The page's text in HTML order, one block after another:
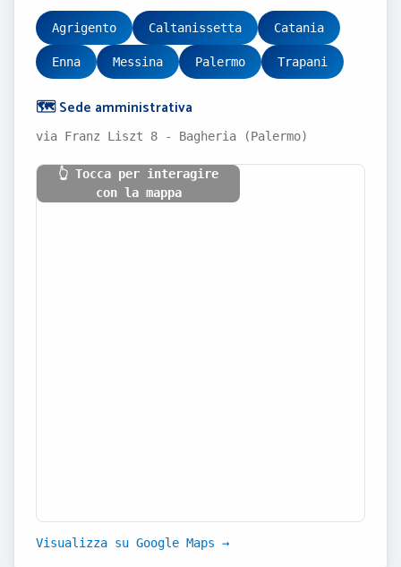
Agrigento Caltanissetta Catania
Enna Messina Palermo Trapani
🗺️ Sede amministrativa
via Franz Liszt 8 - Bagheria (Palermo)
👆 Tocca per interagire
con la mappa
Visualizza su Google Maps →